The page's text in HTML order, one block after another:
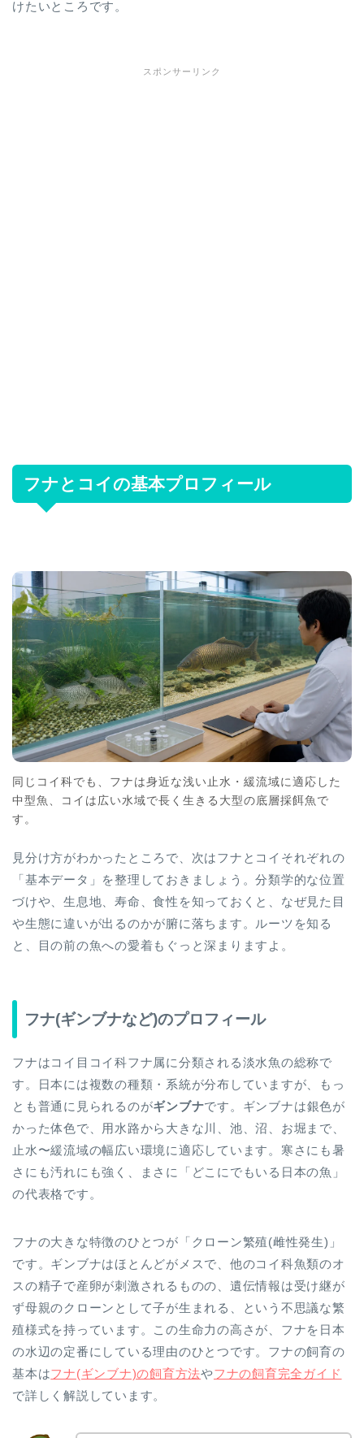
けたいところです。
スポンサーリンク
フナとコイの基本プロフィール
同じコイ科でも、フナは身近な浅い止水・緩流域に適応した
中型魚、コイは広い水域で長く生きる大型の底層採餌魚で
す。
見分け方がわかったところで、次はフナとコイそれぞれの
「基本データ」を整理しておきましょう。分類学的な位置
づけや、生息地、寿命、食性を知っておくと、なぜ見た目
や生態に違いが出るのかが腑に落ちます。ルーツを知る
と、目の前の魚への愛着もぐっと深まりますよ。
フナ(ギンブナなど)のプロフィール
フナはコイ目コイ科フナ属に分類される淡水魚の総称で
す。日本には複数の種類・系統が分布していますが、もっ
とも普通に見られるのがギンブナです。ギンブナは銀色が
かった体色で、用水路から大きな川、池、沼、お堀まで、
止水〜緩流域の幅広い環境に適応しています。寒さにも暑
さにも汚れにも強く、まさに「どこにでもいる日本の魚」
の代表格です。
フナの大きな特徴のひとつが「クローン繁殖(雌性発生)」
です。ギンブナはほとんどがメスで、他のコイ科魚類のオ
スの精子で産卵が刺激されるものの、遺伝情報は受け継が
ず母親のクローンとして子が生まれる、という不思議な繁
殖様式を持っています。この生命力の高さが、フナを日本
の水辺の定番にしている理由のひとつです。フナの飼育の
基本はフナ(ギンブナ)の飼育方法やフナの飼育完全ガイド
で詳しく解説しています。